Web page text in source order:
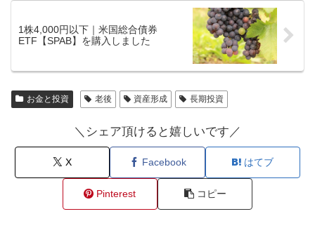
1株4,000円以下｜米国総合債券
ETF【SPAB】を購入しました
お金と投資 老後 資産形成 長期投資
＼シェア頂けると嬉しいです／
X Facebook はてブ
Pinterest コピー